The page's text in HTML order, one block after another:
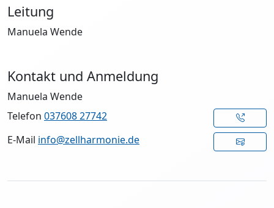
Leitung
Manuela Wende
Kontakt und Anmeldung
Manuela Wende
Telefon 037608 27742
E-Mail info@zellharmonie.de